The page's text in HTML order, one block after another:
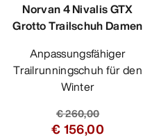
Norvan 4 Nivalis GTX
Grotto Trailschuh Damen
Anpassungsfähiger
Trailrunningschuh für den
Winter
€ 260,00
€ 156,00